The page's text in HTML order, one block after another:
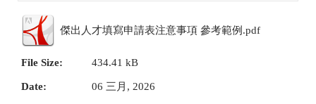
傑出人才填寫申請表注意事項 參考範例.pdf
File Size: 434.41 kB
Date: 06 三月, 2026